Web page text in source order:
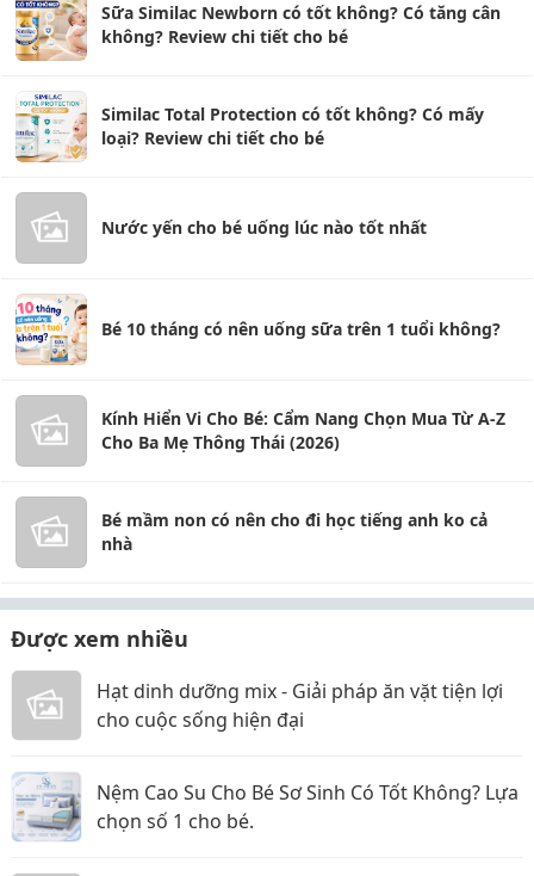
Sữa Similac Newborn có tốt không? Có tăng cân
không? Review chi tiết cho bé
Similac Total Protection có tốt không? Có mấy
loại? Review chi tiết cho bé
Nước yến cho bé uống lúc nào tốt nhất
Bé 10 tháng có nên uống sữa trên 1 tuổi không?
Kính Hiển Vi Cho Bé: Cẩm Nang Chọn Mua Từ A-Z
Cho Ba Mẹ Thông Thái (2026)
Bé mầm non có nên cho đi học tiếng anh ko cả
nhà
Được xem nhiều
Hạt dinh dưỡng mix - Giải pháp ăn vặt tiện lợi
cho cuộc sống hiện đại
Nệm Cao Su Cho Bé Sơ Sinh Có Tốt Không? Lựa
chọn số 1 cho bé.